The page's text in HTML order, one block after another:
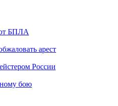
БПЛА
арест
России
бою